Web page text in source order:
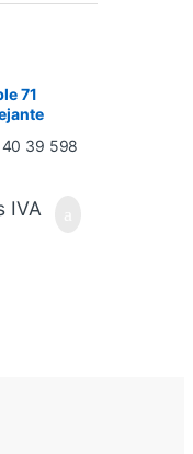
71
IVA